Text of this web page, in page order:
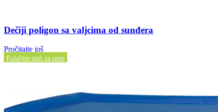
Dečiji poligon sa valjcima od sunđera
Pročitajte još
Pošaljite upit za cenu